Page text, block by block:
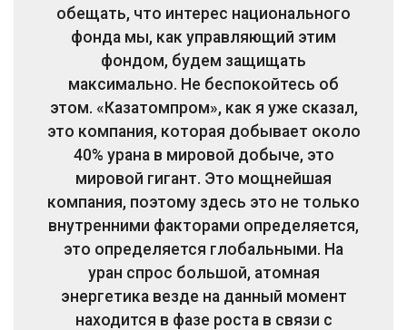
обещать, что интерес национального
фонда мы, как управляющий этим
фондом, будем защищать
максимально. Не беспокойтесь об
этом. «Казатомпром», как я уже сказал,
это компания, которая добывает около
40% урана в мировой добыче, это
мировой гигант. Это мощнейшая
компания, поэтому здесь это не только
внутренними факторами определяется,
это определяется глобальными. На
уран спрос большой, атомная
энергетика везде на данный момент
находится в фазе роста в связи с